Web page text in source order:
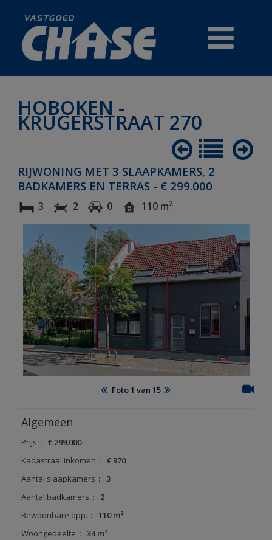
TE KOOP
PRESTIGE
HANDELSZAKEN
GRATIS WAARDEBEPALING
OVER CHASE
LOGIN
TE HUUR
AANBOD BUITENLAND
HOBOKEN -
KRUGERSTRAAT 270
RIJWONING MET 3 SLAAPKAMERS, 2
BADKAMERS EN TERRAS - € 299.000
3 2 0 110 m2
Foto 1 van 15
Algemeen
Prijs : € 299.000
Kadastraal inkomen : € 370
Aantal slaapkamers : 3
Aantal badkamers :
2
Bewoonbare opp. :
110 m²
Woongedeelte : 34 m²